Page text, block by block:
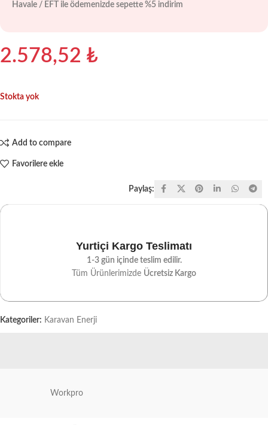
Havale / EFT ile ödemenizde sepette %5 indirim
2.578,52 ₺
Stokta yok
Add to compare
Favorilere ekle
Paylaş:
Yurtiçi Kargo Teslimatı
1-3 gün içinde teslim edilir.
Tüm Ürünlerimizde Ücretsiz Kargo
Kategoriler: Karavan Enerji
Workpro